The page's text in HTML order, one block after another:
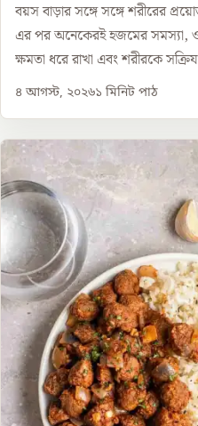
বয়স বাড়ার সঙ্গে সঙ্গে শরীরের
এর পর অনেকেরই হজমের সমস্যা,
ক্ষমতা ধরে রাখা এবং শরীরকে
৪ আগস্ট, ২০২৬১ মিনিট পাঠ